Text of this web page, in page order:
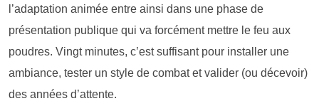
l’adaptation animée entre ainsi dans une phase de
présentation publique qui va forcément mettre le feu aux
poudres. Vingt minutes, c’est suffisant pour installer une
ambiance, tester un style de combat et valider (ou décevoir)
des années d’attente.